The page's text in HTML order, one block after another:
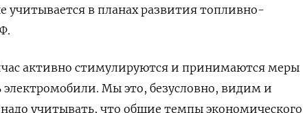
учитывается в планах развития топливно-
активно стимулируются и принимаются меры
электромобили. Мы это, безусловно, видим и
учитывать, что общие темпы экономического